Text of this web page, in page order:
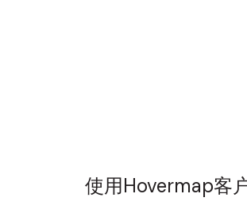
使用Hovermap客